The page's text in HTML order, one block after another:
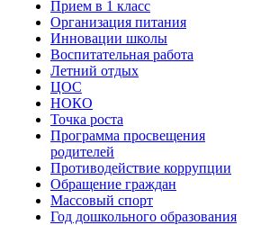
Прием в 1 класс
Организация питания
Инновации школы
Воспитательная работа
Летний отдых
ЦОС
НОКО
Точка роста
Программа просвещения
родителей
Противодействие коррупции
Обращение граждан
Массовый спорт
Год дошкольного образования